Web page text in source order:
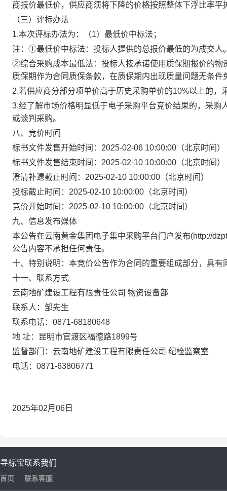
商报价最低价，供应商须将下降的价格按照整体下浮比率平
（三）评标办法
1.本次评标办法为：（1）最低价中标法；
注：①最低价中标法：投标人提供的总报价最低的为成交人
②综合采购成本最低法：投标人按承诺使用质保期报价的
质保期作为合同质保条款，在质保期内出现质量问题无条件
2.若供应商分部分项单价高于历史采购单价的10%以上的，
3.经了解市场价格明显低于电子采购平台竞价结果的，采
或谈判采购。
八、竞价时间
标书文件发售开始时间：2025-02-06 10:00:00（北京时间）
标书文件发售结束时间：2025-02-10 10:00:00（北京时间）
澄清补遗截止时间：2025-02-10 10:00:00（北京时间）
投标截止时间：2025-02-10 10:00:00（北京时间）
竞价开始时间：2025-02-10 10:00:00（北京时间）
九、信息发布媒体
本公告在云南黄金集团电子集中采购平台门户发布(http://
公告内容不承担任何责任。
十、特别说明：本竞价公告作为合同的重要组成部分，具有
十一、联系方式
云南地矿建设工程有限责任公司 物资设备部
联系人：邹先生
联系电话：0871-68180648
地 址：昆明市官渡区福德路1899号
监督部门：云南地矿建设工程有限责任公司 纪检监察室
电话：0871-63806771
2025年02月06日
寻标宝
首页
联系我们
联系客服